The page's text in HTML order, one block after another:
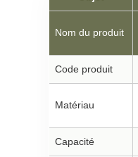
Nom du produit
Code produit
Matériau
Capacité